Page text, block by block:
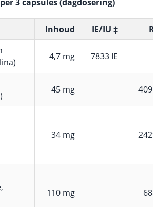
Inhoud IE/IU ‡
RI
4,7 mg 7833 IE
45 mg
34 mg
110 mg